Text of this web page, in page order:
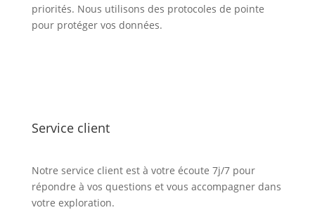
priorités. Nous utilisons des protocoles de pointe
pour protéger vos données.
Service client
Notre service client est à votre écoute 7j/7 pour
répondre à vos questions et vous accompagner dans
votre exploration.